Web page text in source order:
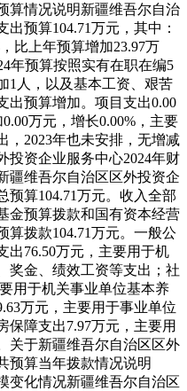
算情况说明新疆维吾尔自治
预算104.71万元，其中：
比上年预算增加23.97万
年预算按照实有在职在编5
1人，以及基本工资、艰苦
出预算增加。 项目支出0.00
万元，增长0.00%，主要
，2023年也未安排，无增减
投资企业服务中心2024年财
疆维吾尔自治区区外投资企
算104.71万元。 收入全部
金预算拨款和国有资本经营
拨款104.71万元。 一般公
出76.50万元，主要用于机
奖金、绩效工资等支出；社
用于机关事业单位基本养
万元，主要用于事业单位
保障支出7.97万元，主要用
关于新疆维吾尔自治区区外
预算当年拨款情况说明
变化情况新疆维吾尔自治区